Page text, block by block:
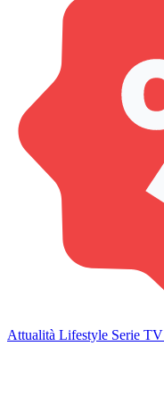
Attualità Lifestyle Serie TV